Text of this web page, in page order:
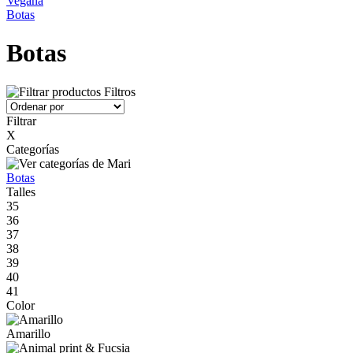
Botas
Botas
Filtros
Filtrar
X
Categorías
Botas
Talles
35
36
37
38
39
40
41
Color
Amarillo